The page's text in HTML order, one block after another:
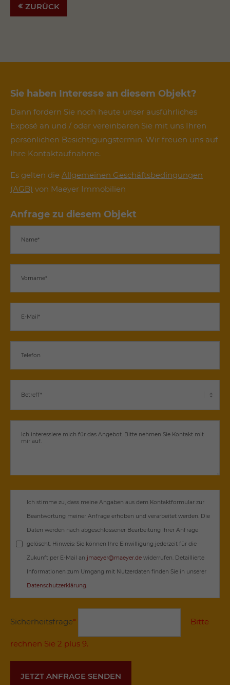
ZURÜCK
Sie haben Interesse an diesem Objekt?
Dann fordern Sie noch heute unser ausführliches
Exposé an und / oder vereinbaren Sie mit uns Ihren
persönlichen Besichtigungstermin. Wir freuen uns auf
Ihre Kontaktaufnahme.
Es gelten die Allgemeinen Geschäftsbedingungen
(AGB) von Maeyer Immobilien
Anfrage zu diesem Objekt
Ich stimme zu, dass meine Angaben aus dem Kontaktformular zur
Beantwortung meiner Anfrage erhoben und verarbeitet werden. Die
Daten werden nach abgeschlossener Bearbeitung Ihrer Anfrage
gelöscht. Hinweis: Sie können Ihre Einwilligung jederzeit für die
Zukunft per E-Mail an jmaeyer@maeyer.de widerrufen. Detaillierte
Informationen zum Umgang mit Nutzerdaten finden Sie in unserer
Datenschutzerklärung.
Sicherheitsfrage* Bitte
rechnen Sie 2 plus 9.
JETZT ANFRAGE SENDEN